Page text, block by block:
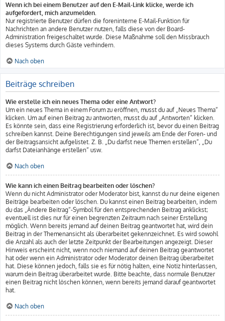
Wenn ich bei einem Benutzer auf den E-Mail-Link klicke, werde ich
aufgefordert, mich anzumelden.
Nur registrierte Benutzer dürfen die foreninterne E-Mail-Funktion für
Nachrichten an andere Benutzer nutzen, falls diese von der Board-
Administration freigeschaltet wurde. Diese Maßnahme soll den Missbrauch
dieses Systems durch Gäste verhindern.
Nach oben
Beiträge schreiben
Wie erstelle ich ein neues Thema oder eine Antwort?
Um ein neues Thema in einem Forum zu eröffnen, musst du auf „Neues Thema“
klicken. Um auf einen Beitrag zu antworten, musst du auf „Antworten“ klicken.
Es könnte sein, dass eine Registrierung erforderlich ist, bevor du einen Beitrag
schreiben kannst. Deine Berechtigungen sind jeweils am Ende der Foren- und
der Beitragsansicht aufgelistet. Z. B. „Du darfst neue Themen erstellen“, „Du
darfst Dateianhänge erstellen“ usw.
Nach oben
Wie kann ich einen Beitrag bearbeiten oder löschen?
Wenn du nicht Administrator oder Moderator bist, kannst du nur deine eigenen
Beiträge bearbeiten oder löschen. Du kannst einen Beitrag bearbeiten, indem
du das „Ändere Beitrag“-Symbol für den entsprechenden Beitrag anklickst;
eventuell ist dies nur für einen begrenzten Zeitraum nach seiner Erstellung
möglich. Wenn bereits jemand auf deinen Beitrag geantwortet hat, wird dein
Beitrag in der Themenansicht als überarbeitet gekennzeichnet. Es wird sowohl
die Anzahl als auch der letzte Zeitpunkt der Bearbeitungen angezeigt. Dieser
Hinweis erscheint nicht, wenn noch niemand auf deinen Beitrag geantwortet
hat oder wenn ein Administrator oder Moderator deinen Beitrag überarbeitet
hat. Diese können jedoch, falls sie es für nötig halten, eine Notiz hinterlassen,
warum dein Beitrag überarbeitet wurde. Bitte beachte, dass normale Benutzer
einen Beitrag nicht löschen können, wenn bereits jemand darauf geantwortet
hat.
Nach oben